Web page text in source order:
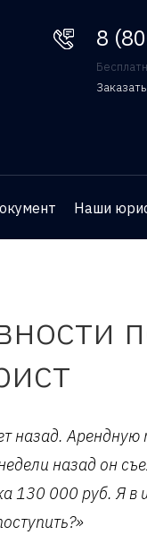
8
перезвонит
консультации
Наши
назад.
назад он
130 000 руб. Я